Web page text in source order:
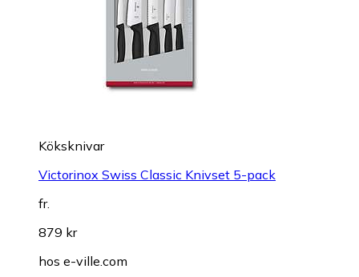
Köksknivar
Victorinox Swiss Classic Knivset 5-pack
fr.
879 kr
hos e-ville.com